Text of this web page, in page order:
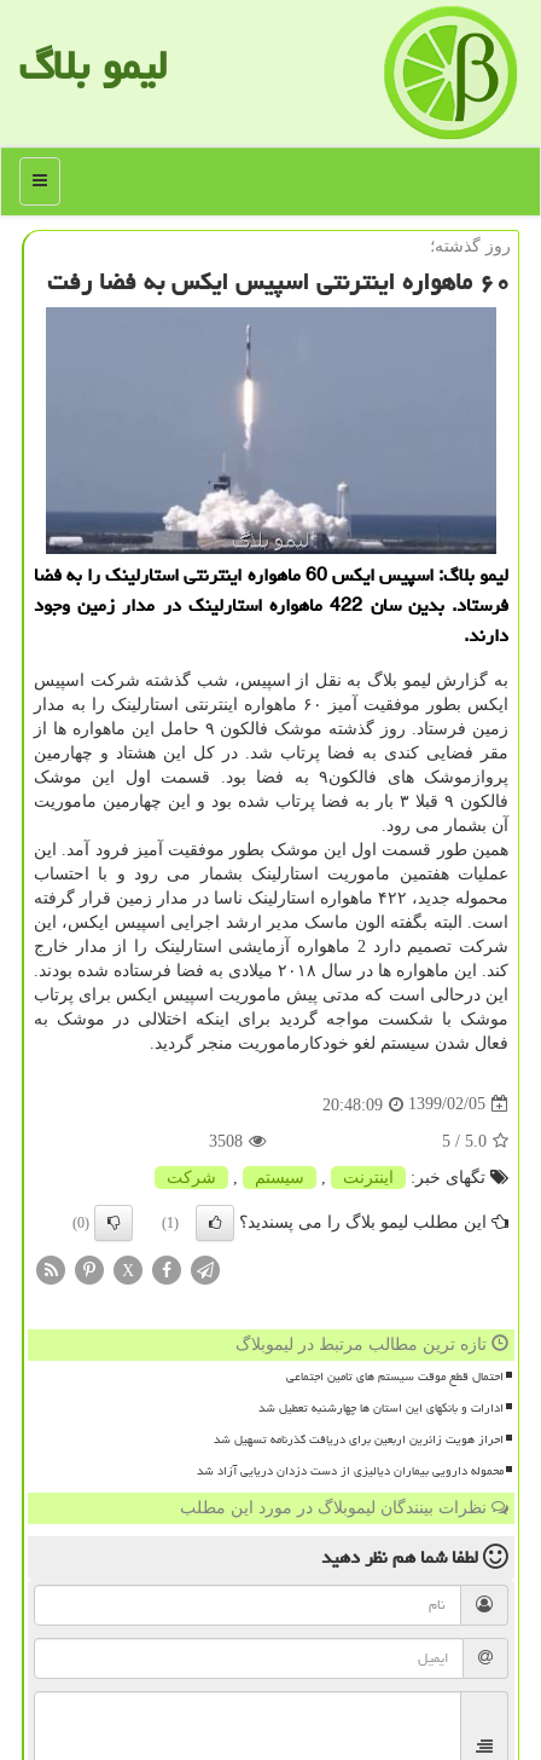
لیمو بلاگ
منو
روز گذشته؛
۶۰ ماهواره اینترنتی اسپیس ایكس به فضا رفت
لیمو بلاگ: اسپیس ایكس 60 ماهواره اینترنتی استارلینك را به فضا
فرستاد. بدین سان 422 ماهواره استارلینك در مدار زمین وجود
دارند.
به گزارش لیمو بلاگ به نقل از اسپیس، شب گذشته شرکت اسپیس
ایکس بطور موفقیت آمیز ۶۰ ماهواره اینترنتی استارلینک را به مدار
زمین فرستاد. روز گذشته موشک فالکون ۹ حامل این ماهواره ها از
مقر فضایی کندی به فضا پرتاب شد. در کل این هشتاد و چهارمین
پروازموشک های فالکون۹ به فضا بود. قسمت اول این موشک
فالکون ۹ قبلا ۳ بار به فضا پرتاب شده بود و این چهارمین ماموریت
آن بشمار می رود.
همین طور قسمت اول این موشک بطور موفقیت آمیز فرود آمد. این
عملیات هفتمین ماموریت استارلینک بشمار می رود و با احتساب
محموله جدید، ۴۲۲ ماهواره استارلینک ناسا در مدار زمین قرار گرفته
است. البته بگفته الون ماسک مدیر ارشد اجرایی اسپیس ایکس، این
شرکت تصمیم دارد 2 ماهواره آزمایشی استارلینک را از مدار خارج
کند. این ماهواره ها در سال ۲۰۱۸ میلادی به فضا فرستاده شده بودند.
این درحالی است که مدتی پیش ماموریت اسپیس ایکس برای پرتاب
موشک با شکست مواجه گردید برای اینکه اختلالی در موشک به
فعال شدن سیستم لغو خودکارماموریت منجر گردید.
1399/02/05
20:48:09
5.0
/ 5
3508
تگهای خبر:
اینترنت سیستم شركت
این مطلب لیمو بلاگ را می پسندید؟ (1)
(0)
X
تازه ترین مطالب مرتبط در لیموبلاگ
احتمال قطع موقت سیستم های تامین اجتماعی
ادارات و بانکهای این استان ها چهارشنبه تعطیل شد
احراز هویت زائرین اربعین برای دریافت گذرنامه تسهیل شد
محموله دارویی بیماران دیالیزی از دست دزدان دریایی آزاد شد
نظرات بینندگان لیموبلاگ در مورد این مطلب
لطفا شما همنظر دهید